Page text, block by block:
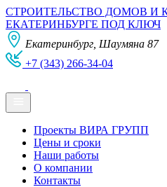
СТРОИТЕЛЬСТВО ДОМОВ И
ЕКАТЕРИНБУРГЕ ПОД КЛЮЧ
Екатеринбург, Шаумяна 87
+7 (343) 266-34-04
Проекты ВИРА ГРУПП
Цены и сроки
Наши работы
О компании
Контакты